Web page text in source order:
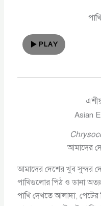
PLAY
Asian
আমাদের
আমাদের দেশের খুব সুন্দর
পাখিগুলোর পিঠ ও ডানা
পাখি দেখতে আলাদা, পেটের